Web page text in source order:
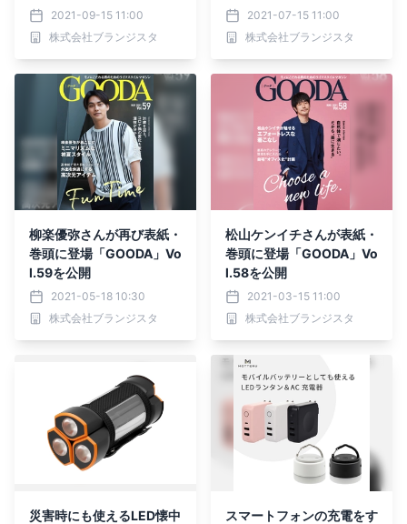
2021-09-15 11:00
株式会社ブランジスタ
2021-07-15 11:00
株式会社ブランジスタ
柳楽優弥さんが再び表紙・
巻頭に登場「GOODA」Vo
l.59を公開
2021-05-18 10:30
株式会社ブランジスタ
松山ケンイチさんが表紙・
巻頭に登場「GOODA」Vo
l.58を公開
2021-03-15 11:00
株式会社ブランジスタ
災害時にも使えるLED懐中
スマートフォンの充電をす